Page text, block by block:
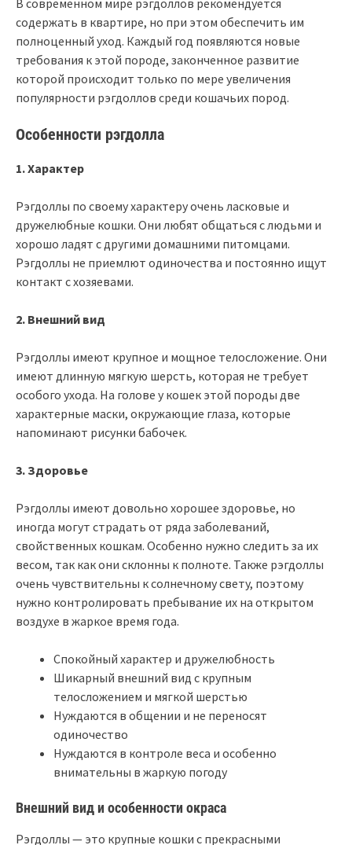
содержать в квартире, но при этом обеспечить им
полноценный уход. Каждый год появляются новые
требования к этой породе, законченное развитие
которой происходит только по мере увеличения
популярности рэгдоллов среди кошачьих пород.
Особенности рэгдолла
1. Характер
Рэгдоллы по своему характеру очень ласковые и
дружелюбные кошки. Они любят общаться с людьми и
хорошо ладят с другими домашними питомцами.
Рэгдоллы не приемлют одиночества и постоянно ищут
контакт с хозяевами.
2. Внешний вид
Рэгдоллы имеют крупное и мощное телосложение. Они
имеют длинную мягкую шерсть, которая не требует
особого ухода. На голове у кошек этой породы две
характерные маски, окружающие глаза, которые
напоминают рисунки бабочек.
3. Здоровье
Рэгдоллы имеют довольно хорошее здоровье, но
иногда могут страдать от ряда заболеваний,
свойственных кошкам. Особенно нужно следить за их
весом, так как они склонны к полноте. Также рэгдоллы
очень чувствительны к солнечному свету, поэтому
нужно контролировать пребывание их на открытом
воздухе в жаркое время года.
Спокойный характер и дружелюбность
Шикарный внешний вид с крупным
телосложением и мягкой шерстью
Нуждаются в общении и не переносят
одиночество
Нуждаются в контроле веса и особенно
внимательны в жаркую погоду
Внешний вид и особенности окраса
Рэгдоллы — это крупные кошки с прекрасными